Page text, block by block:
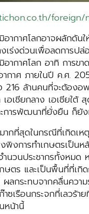
foreign/
ากาศโลกอาจผลักดั
ร่งด่วนเพื่อลดการป
ากาศโลก อาทิ การข
าศ ภายในปี ค.ศ.
216 ล้านคนที่จะต้องอ
อเชียกลาง เอเชียใ
การพัฒนาที่ยั่งยืน ก็
ากที่สุดในกรณีที่เกิดเ
งการทำเกษตรเป็น
นวนประชากรทั้งหมด
ษตร และเป็นพื้นที่ที่เกิ
ลกระทบจากคลื่นคว
ซเรือนกระจกที่เลวร้
หน้านี้